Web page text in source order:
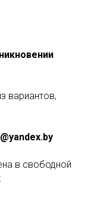
вариантов,
в свободной